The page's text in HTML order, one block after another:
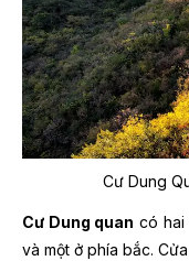
Cư Dung
Cư Dung quan có hai
và một ở phía bắc.